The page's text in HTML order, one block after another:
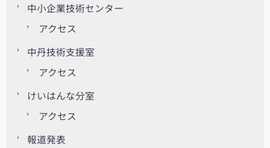
中小企業技術センター
アクセス
中丹技術支援室
アクセス
けいはんな分室
アクセス
報道発表